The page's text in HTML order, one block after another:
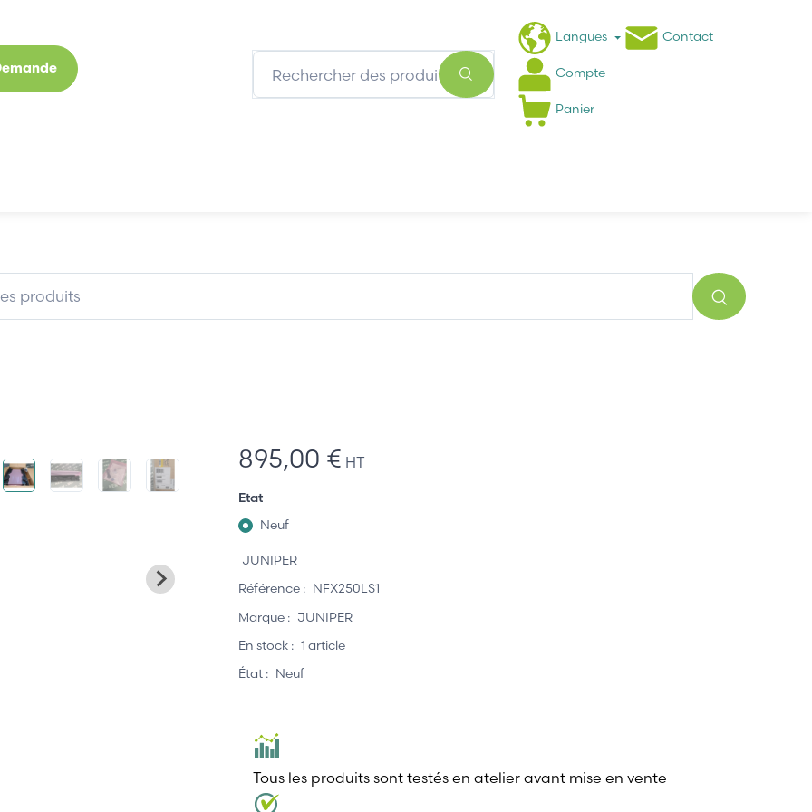
Langues Contact
Compte
Panier
895,00 € HT
Etat
Neuf
JUNIPER
Référence : NFX250LS1
Marque : JUNIPER
En stock : 1 article
État : Neuf
Tous les produits sont testés en atelier avant mise en vente